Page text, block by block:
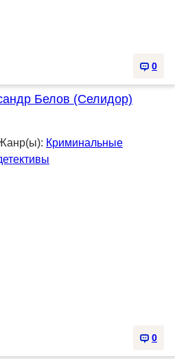
0
Белов (Селидор)
Криминальные
0